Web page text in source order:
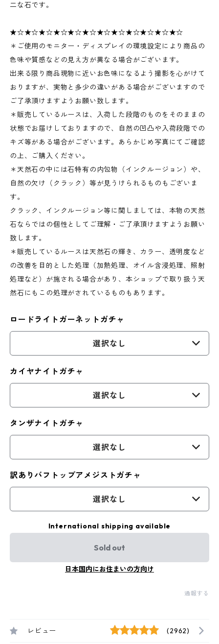
二な石です。
★☆★☆★☆★☆★☆★☆★☆★☆★☆★☆★☆★☆
＊ご使用のモニター・ディスプレイの環境設定により商品の
色味や質感などの見え方が異なる場合がございます。
出来る限り商品現物に近いお色味になるよう撮影を心がけて
おりますが、実物と多少の違いがある場合がございますので
ご了承頂けますようお願い致します。
＊販売しているルースは、入荷した段階のものをそのままの
状態でお届けしておりますので、自然の凹凸や入荷段階での
キズ等がある場合がございます。あらかじめ写真にてご確認
の上、ご購入ください。
＊天然石の中には石特有の内包物（インクルージョン）や、
自然の欠け（クラック）等が見うけられるものもございま
す。
クラック、インクルージョン等に関しましては、本物の天然
石ならではの個性としてご理解・ご了承頂けますようお願い
致します。
＊販売しているルースは天然石の輝き、カラー、透明度など
の改善を目的とした処理（加熱処理、オイル含浸処理、照射
処理など）が施される場合があり、本ショップで取り扱う天
然石にもこの処理がされているものもあります。
ロードライトガーネットガチャ
選択なし
カイヤナイトガチャ
選択なし
タンザナイトガチャ
選択なし
訳ありバフトップアメジストガチャ
選択なし
International shipping available
Sold out
日本国内にお住まいの方向け
通報する
レビュー (2962)